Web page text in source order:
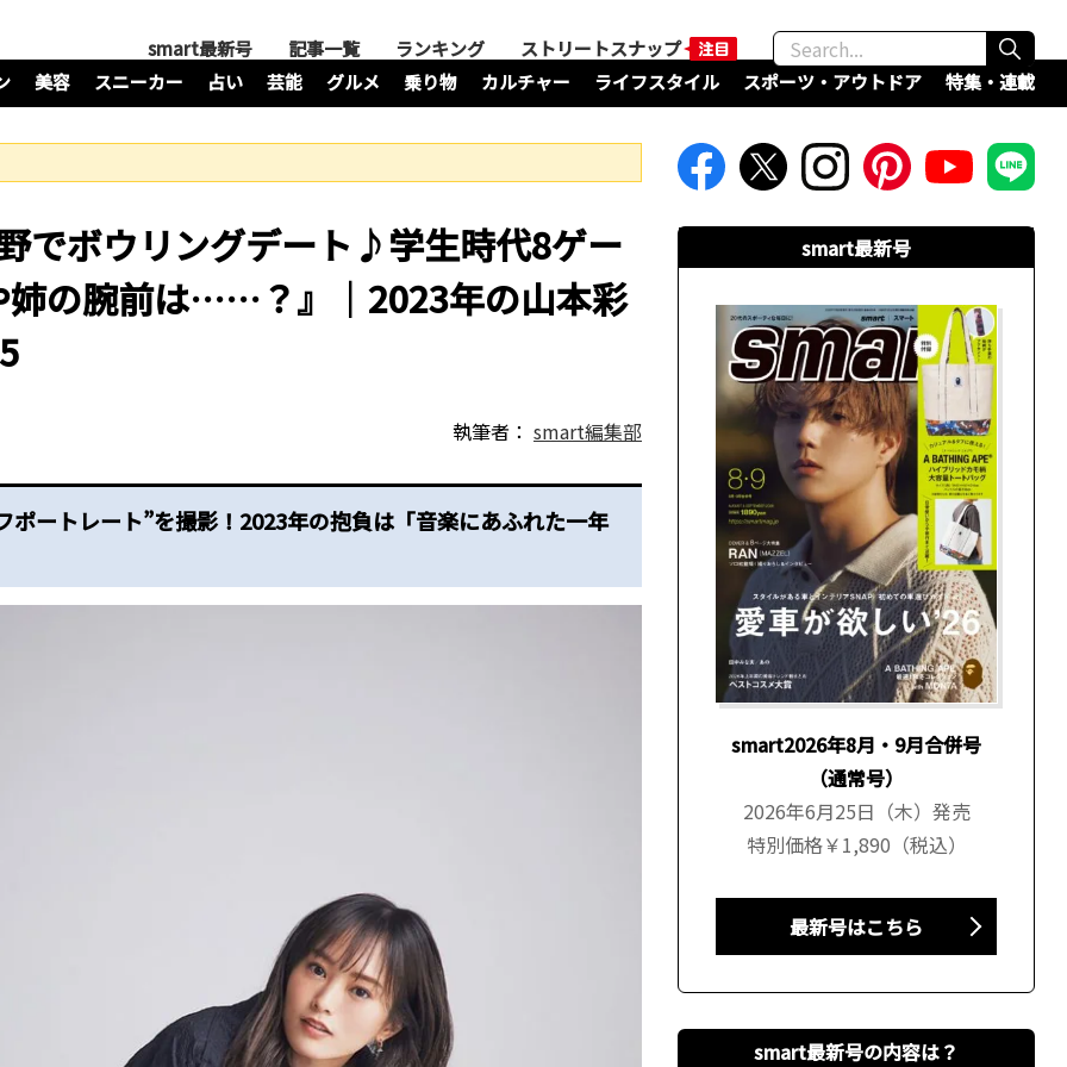
smart最新号 記事一覧 ランキング
ストリートスナップ
美容 スニーカー 占い 芸能 グルメ 乗り物 カルチャー ライフスタイル スポーツ・アウトドア 特集・連載
でボウリングデート♪学生時代8ゲー
姉の腕前は……？』｜2023年の山本彩
執筆者： smart編集部
ートレート”を撮影！2023年の抱負は「音楽にあふれた一年
smart最新号
smart2026年8月・9月合併号
（通常号）
2026年6月25日（木）発売
特別価格￥1,890（税込）
最新号はこちら
smart最新号の内容は？